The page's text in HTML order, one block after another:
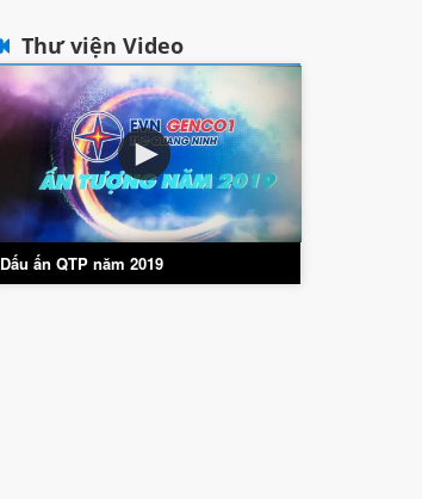
Thư viện Video
Dấu ấn QTP năm 2019